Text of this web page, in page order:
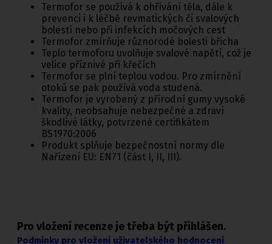
Termofor se používá k ohřívání těla, dále k
prevenci i k léčbě revmatických či svalových
bolestí nebo při infekcích močových cest
Termofor zmírňuje různorodé bolesti břicha
Teplo termoforu uvolňuje svalové napětí, což je
velice příznivé při křečích
Termofor se plní teplou vodou. Pro zmírnění
otoků se pak používá voda studená.
Termofor je vyrobený z přírodní gumy vysoké
kvality, neobsahuje nebezpečné a zdraví
škodlivé látky, potvrzené certifikátem
BS1970:2006
Produkt splňuje bezpečnostní normy dle
Nařízení EU: EN71 (část I, II, III).
Pro vložení recenze je třeba být přihlášen.
Podmínky pro vložení uživatelského hodnocení